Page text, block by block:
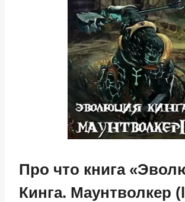
Про что книга
Кинга. Маунтволкер